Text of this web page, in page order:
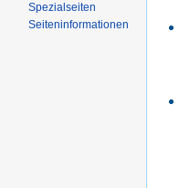
Spezialseiten
Seiteninformationen